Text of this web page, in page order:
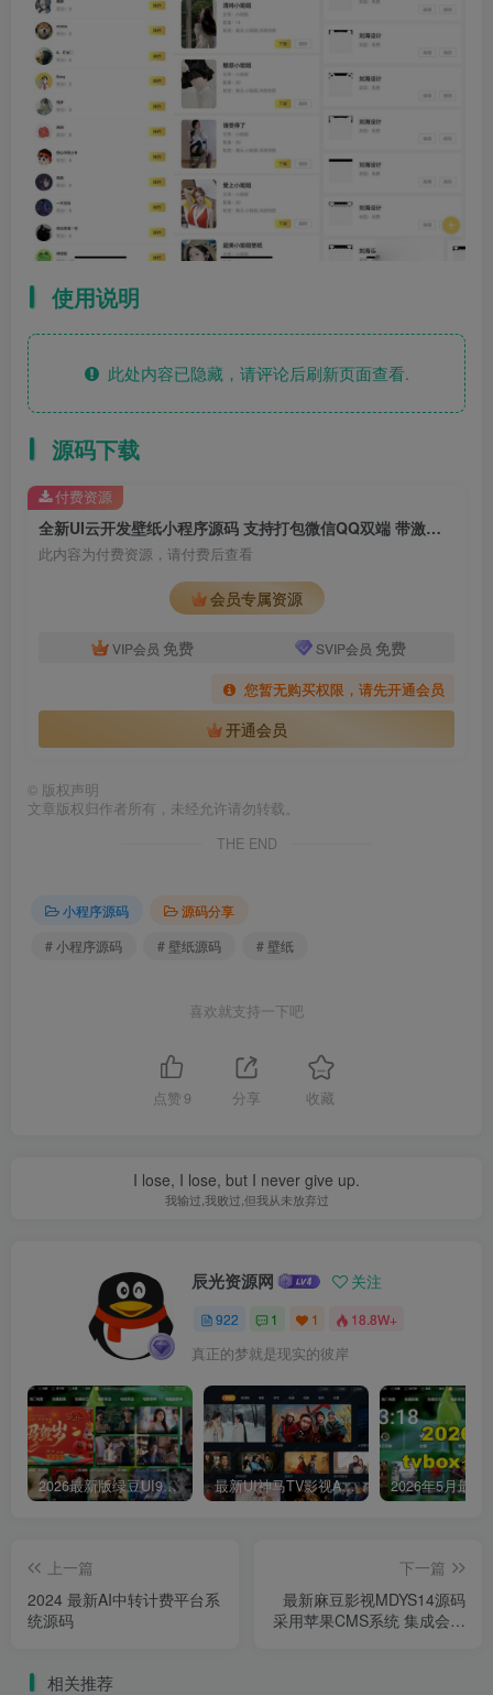
使用说明
此处内容已隐藏，请评论后刷新页面查看.
源码下载
全新UI云开发壁纸小程序源码 支持打包微信QQ双端 带激励广告免授权版
此内容为付费资源，请付费后查看
会员专属资源
VIP会员 免费 SVIP会员 免费
您暂无购买权限，请先开通会员
开通会员
付费资源
© 版权声明
文章版权归作者所有，未经允许请勿转载。
THE END
小程序源码
源码分享
# 小程序源码
# 壁纸源码 # 壁纸
喜欢就支持一下吧
点赞 9 分享 收藏
I lose, I lose, but I never give up.
我输过,我败过,但我从未放弃过
辰光资源网 关注
922 1 1 18.8W+
真正的梦就是现实的彼岸
2026最新版绿豆UI9双端影视APP源码 最新UI神马TV影视APP源码 乐檬影视苹果CMS后台 包含前后端源码
上一篇
2024 最新AI中转计费平台系
统源码
下一篇
最新麻豆影视MDYS14源码
采用苹果CMS系统 集成会员
相关推荐